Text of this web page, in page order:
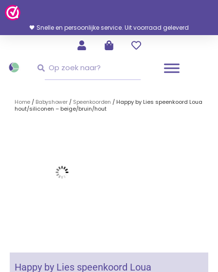
Ga
Naar
Inhoud
🖤 Snelle en persoonlijke service. Uit voorraad geleverd
Home / Babyshower/ Speenkoorden / Happy by Lies speenkoord Loua
hout/siliconen – beige/bruin/hout
Happy by Lies speenkoord Loua